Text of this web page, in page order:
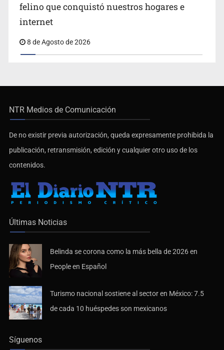
felino que conquistó nuestros hogares e
internet
8 de Agosto de 2026
NTR Medios de Comunicación
De no existir previa autorización, queda expresamente prohibida la
publicación, retransmisión, edición y cualquier otro uso de los
contenidos.
Últimas Noticias
Belinda se corona como la más bella de 2026 en
People en Español
Turismo nacional sostiene al sector en México: 7.5
de cada 10 huéspedes son mexicanos
Síguenos